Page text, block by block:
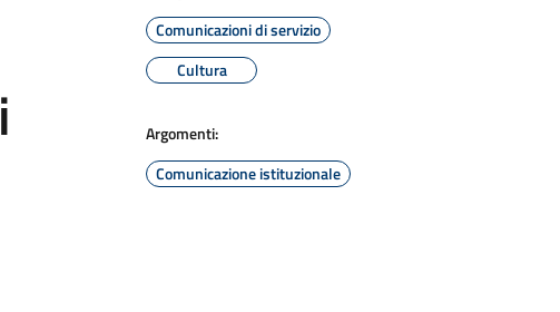
Comunicazioni di servizio
Cultura
Argomenti:
Comunicazione istituzionale